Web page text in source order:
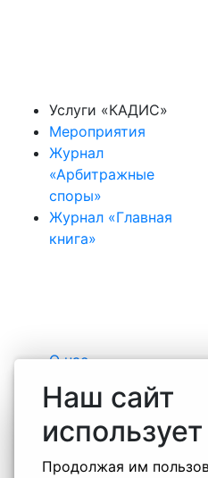
Наш сайт
Продолжая им
Услуги «КАДИС»
Мероприятия
Журнал
«Арбитражные
споры»
Журнал «Главная
книга»
О нас
Наша команда
Вакансии
Практика
Отзывы
Некоммерческие